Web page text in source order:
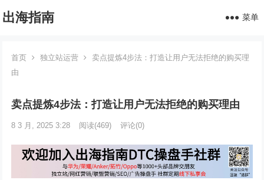
出海指南 菜单
首页 独立站运营
卖点提炼4步法：打造让用户无法拒绝的购买理
由
卖点提炼4步法：打造让用户无法拒绝的购买理由
8 3 月, 2025 3:28 阅读(469) 评论(0)